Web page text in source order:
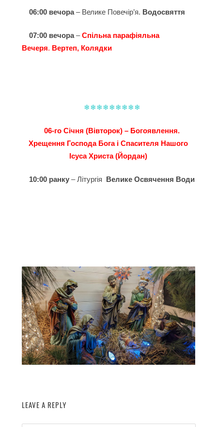
06:00 вечора– Велике Повечір’я. Водосвяття
07:00 вечора–Спільна парафіяльна
Вечеря. Вертеп, Колядки
❄❄❄❄❄❄❄❄❄
06-го Січня (Вівторок) – Богоявлення.
Хрещення Господа Бога і Спасителя Нашого
Ісуса Христа (Йордан)
10:00 ранку– Літургія Велике Освячення Води
LEAVE A REPLY